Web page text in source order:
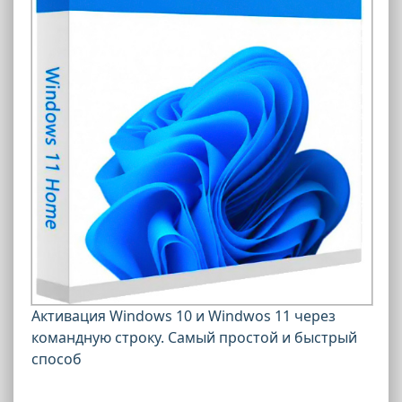
Активация Windows 10 и Windwos 11 через
командную строку. Самый простой и быстрый
способ